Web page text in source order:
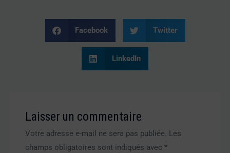
Facebook Twitter
LinkedIn
Laisser un commentaire
Votre adresse e-mail ne sera pas publiée. Les
champs obligatoires sont indiqués avec*